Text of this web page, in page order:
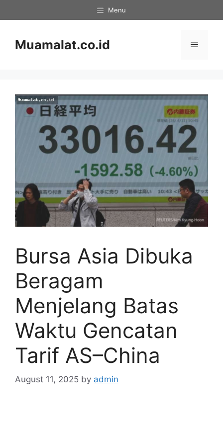
to
Menu
Muamalat.co.id Menu
Bursa Asia Dibuka
Beragam
Menjelang Batas
Waktu Gencatan
Tarif AS–China
August 11, 2025 by admin